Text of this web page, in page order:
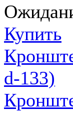
Купить
d-133)